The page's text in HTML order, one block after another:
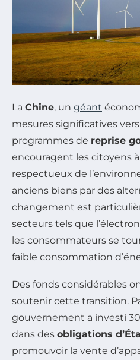
La Chine, un géant
mesures significatives
programmes de reprise
encouragent les citoyens
respectueux de
anciens biens par des
changement est
secteurs tels que
les consommateurs se
faible consommation
Des fonds considérables
soutenir cette transition.
gouvernement a investi
dans des obligations
promouvoir la vente